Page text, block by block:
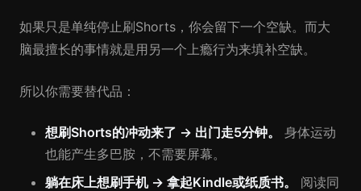
如果只是单纯停止刷Shorts，你会留下一个空缺。而大
脑最擅长的事情就是用另一个上瘾行为来填补空缺。
所以你需要替代品：
想刷Shorts的冲动来了 → 出门走5分钟。
身体运动
也能产生多巴胺，不需要屏幕。
躺在床上想刷手机 → 拿起Kindle或纸质书。
阅读同